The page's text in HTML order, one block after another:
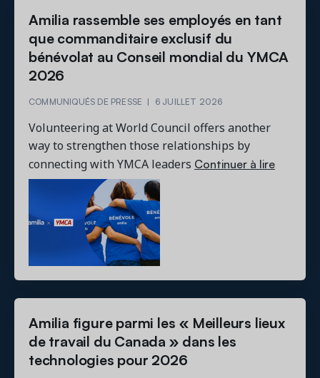
Amilia rassemble ses employés en tant
que commanditaire exclusif du
bénévolat au Conseil mondial du YMCA
2026
COMMUNIQUÉS DE PRESSE | 6 JUILLET 2026
Volunteering at World Council offers another
way to strengthen those relationships by
connecting with YMCA leaders Continuer à lire
Amilia figure parmi les « Meilleurs lieux
de travail du Canada » dans les
technologies pour 2026